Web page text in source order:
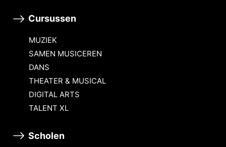
Cursussen
MUZIEK
SAMEN MUSICEREN
DANS
THEATER & MUSICAL
DIGITAL ARTS
TALENT XL
Scholen